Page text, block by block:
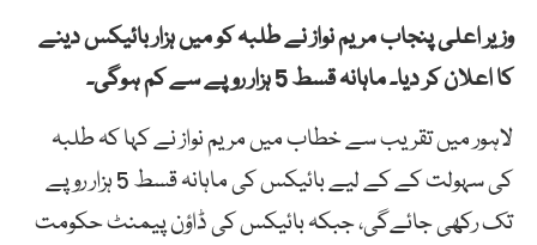
وزیر اعلی پنجاب مریم نواز نے طلبہ کو میں ہزار بائیکس دینے
کا اعلان کر دیا۔ ماہانہ قسط 5 ہزار روپے سے کم ہوگی۔
لاہور میں تقریب سے خطاب میں مریم نواز نے کہا کہ طلبہ
کی سہولت کے کے لیے بائیکس کی ماہانہ قسط 5 ہزار روپے
تک رکھی جائےگی، جبکہ بائیکس کی ڈاؤن پیمنٹ حکومت